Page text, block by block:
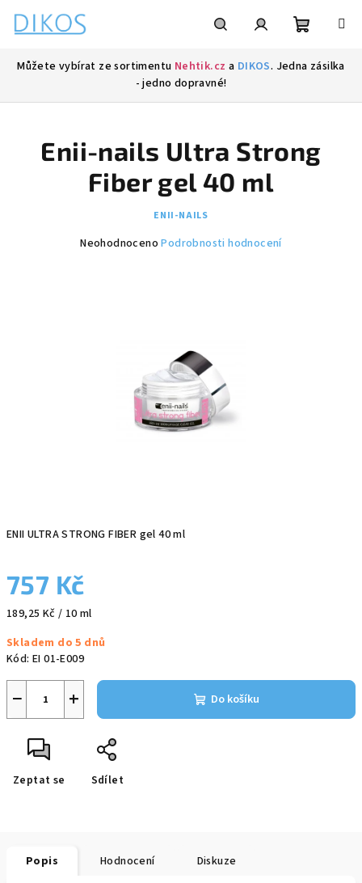
obsah
Můžete vybírat ze sortimentu Nehtik.cz a DIKOS. Jedna zásilka
- jedno dopravné!
ENII ULTRA STRONG FIBER gel 40 ml
757 Kč
Měrná
189,25 Kč / 10 ml
Skladem do 5 dnů
Kód: EI 01-E009
+
− Do košíku
Zeptat se Sdílet
Enii-nails Ultra Strong
Fiber gel 40 ml
ENII-NAILS
Průměrné
Neohodnoceno Podrobnosti hodnocení
Popis Hodnocení Diskuze